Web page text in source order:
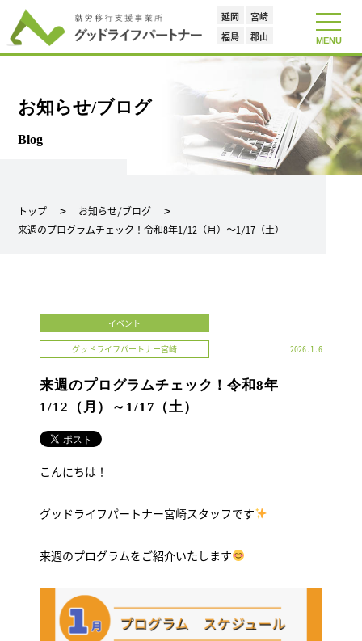
延岡
宮崎
福島
郡山
toggle
MENU
お知らせ/ブログ
Blog
トップ
お知らせ/ブログ
来週のプログラムチェック！令和8年1/12（月）～1/17（土）
イベント
グッドライフパートナー宮崎 2026.1.6
来週のプログラムチェック！令和8年
1/12（月）～1/17（土）
こんにちは！
グッドライフパートナー宮崎スタッフです
来週のプログラムをご紹介いたします